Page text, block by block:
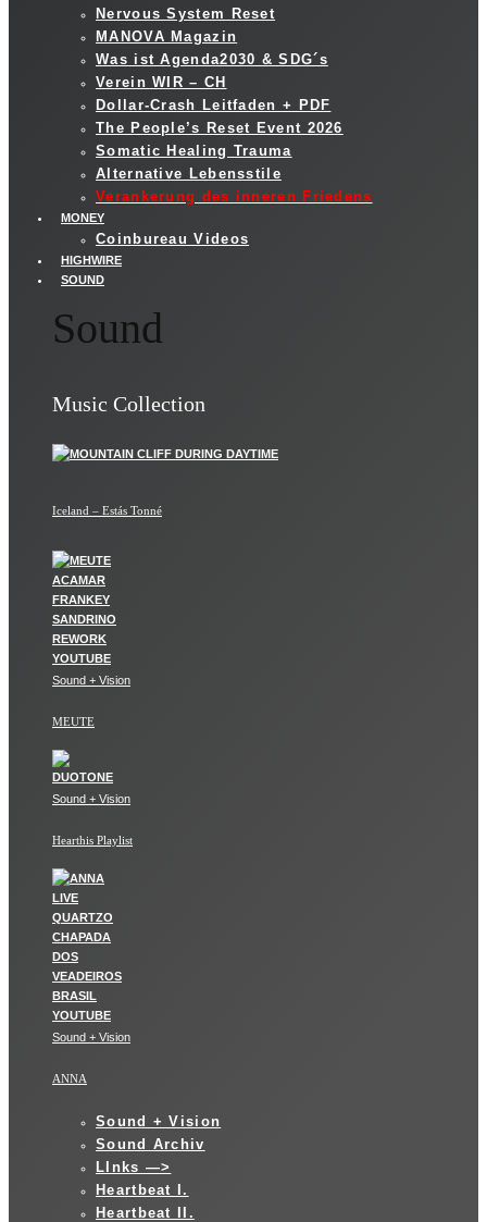
Nervous System Reset
MANOVA Magazin
Was ist Agenda2030 & SDG´s
Verein WIR – CH
Dollar-Crash Leitfaden + PDF
The People’s Reset Event 2026
Somatic Healing Trauma
Alternative Lebensstile
Verankerung des inneren Friedens
MONEY
Coinbureau Videos
HIGHWIRE
SOUND
Sound
Music Collection
Iceland – Estás Tonné
Sound + Vision
MEUTE
Sound + Vision
Hearthis Playlist
Sound + Vision
ANNA
Sound + Vision
Sound Archiv
LInks —>
Heartbeat I.
Heartbeat II.